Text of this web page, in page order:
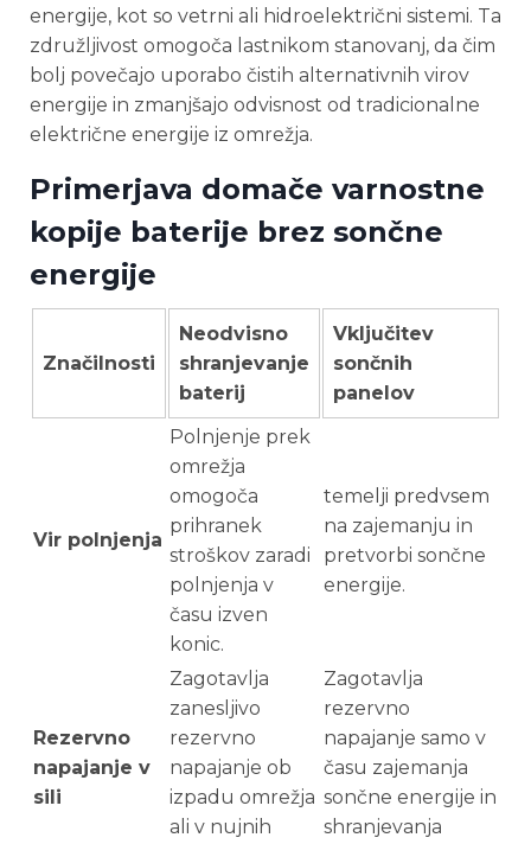
energije, kot so vetrni ali hidroelektrični sistemi. Ta
združljivost omogoča lastnikom stanovanj, da čim
bolj povečajo uporabo čistih alternativnih virov
energije in zmanjšajo odvisnost od tradicionalne
električne energije iz omrežja.
Primerjava domače varnostne
kopije baterije brez sončne
energije
Značilnosti
Neodvisno
shranjevanje
baterij
Vključitev
sončnih
panelov
Vir polnjenja
Polnjenje prek
omrežja
omogoča
prihranek
stroškov zaradi
polnjenja v
času izven
konic.
temelji predvsem
na zajemanju in
pretvorbi sončne
energije.
Rezervno
napajanje v
sili
Zagotavlja
zanesljivo
rezervno
napajanje ob
izpadu omrežja
ali v nujnih
Zagotavlja
rezervno
napajanje samo v
času zajemanja
sončne energije in
shranjevanja